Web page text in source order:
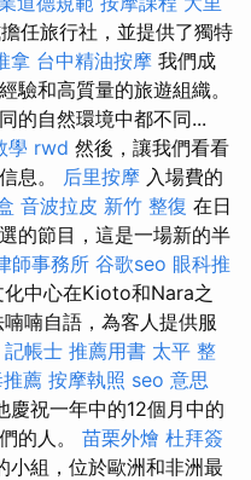
任旅行社，並提供了獨特
拿 台中精油按摩 我們成
驗和高質量的旅遊組織。
的自然環境中都不同...
學 rwd 然後，讓我們看看
息。 后里按摩 入場費的
音波拉皮 新竹 整復 在日
的節目，這是一場新的半
師事務所 谷歌seo 眼科推
中心在Kioto和Nara之
喃自語，為客人提供服
記帳士 推薦用書 太平 整
薦 按摩執照 seo 意思
慶祝一年中的12個月中的
的人。 苗栗外燴 杜拜簽
小組，位於歐洲和非洲最